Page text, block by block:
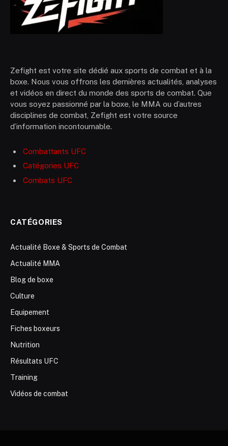
Zefight est votre site dédié aux sports de combat et à la
boxe. Nous vous offrons les dernières actualités, analyses
et vidéos en direct du monde des sports de combat. Que
vous soyez passionné par la boxe, le MMA ou d’autres
disciplines de combat, Zefight est votre source
d’information incontournable.
Combattants UFC
Catégories UFC
Combats UFC
CATÉGORIES
Actualité Boxe & Sports de Combat
Actualité MMA
Blog de boxe
Culture
Equipement
Fiches boxeurs
Nutrition
Résultats UFC
Training
Vidéos de combat